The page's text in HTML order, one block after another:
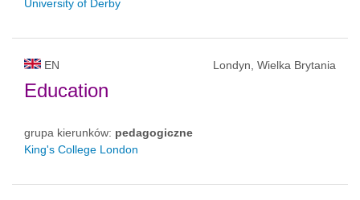
University of Derby
EN Londyn, Wielka Brytania
Education
grupa kierunków: pedagogiczne
King's College London